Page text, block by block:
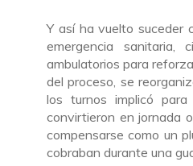
Y así ha vuelto suceder
emergencia
ambulatorios para
del proceso, se
los turnos implicó
convirtieron en jornada
compensarse como un
cobraban durante una